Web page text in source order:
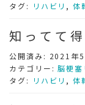
タグ:
リハビリ ,体
知ってて
公開済み: 2021年
カテゴリー:脳梗塞
タグ:
リハビリ ,体